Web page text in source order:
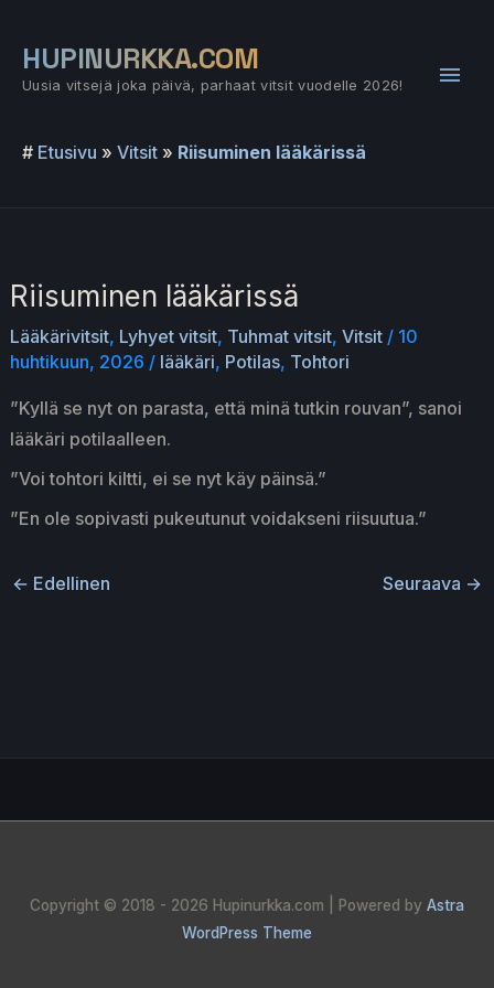
sisältöön
HUPINURKKA.COM
Uusia vitsejä joka päivä, parhaat vitsit vuodelle 2026!
# Etusivu » Vitsit » Riisuminen lääkärissä
Riisuminen lääkärissä
Lääkärivitsit, Lyhyet vitsit, Tuhmat vitsit, Vitsit/ 10
huhtikuun, 2026 / lääkäri, Potilas, Tohtori
”Kyllä se nyt on parasta, että minä tutkin rouvan”, sanoi
lääkäri potilaalleen.
”Voi tohtori kiltti, ei se nyt käy päinsä.”
”En ole sopivasti pukeutunut voidakseni riisuutua.”
← Edellinen Seuraava →
Copyright © 2018 - 2026 Hupinurkka.com | Powered by Astra
WordPress Theme